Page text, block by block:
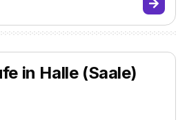
in Halle (Saale)